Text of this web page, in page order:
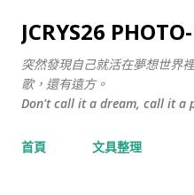
跳至
JCRYS26
突然發現自己就活在夢想世界
歌，還有遠方。
Don't call it a dream, call it a
首頁 文具整理